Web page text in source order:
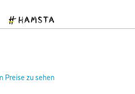
Preise zu sehen